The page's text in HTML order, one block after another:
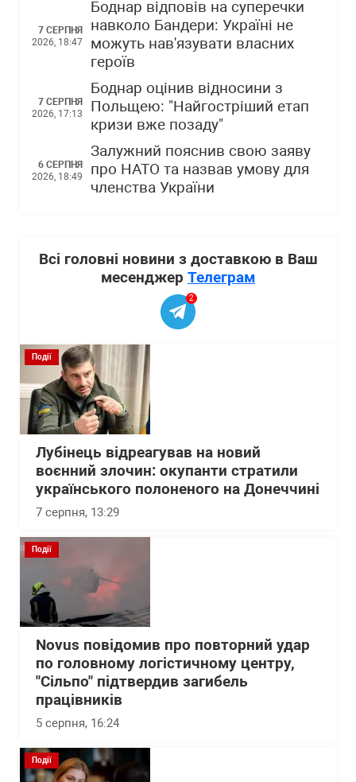
7 СЕРПНЯ
2026, 18:47
Боднар відповів на суперечки
навколо Бандери: Україні не
можуть нав'язувати власних
героїв
7 СЕРПНЯ
2026, 17:13
Боднар оцінив відносини з
Польщею: "Найгостріший етап
кризи вже позаду"
6 СЕРПНЯ
2026, 18:49
Залужний пояснив свою заяву
про НАТО та назвав умову для
членства України
Всі головні новини з доставкою в Ваш
месенджер Телеграм
2
Події
Лубінець відреагував на новий
воєнний злочин: окупанти стратили
українського полоненого на Донеччині
7 серпня, 13:29
Події
Novus повідомив про повторний удар
по головному логістичному центру,
"Сільпо" підтвердив загибель
працівників
5 серпня, 16:24
Події